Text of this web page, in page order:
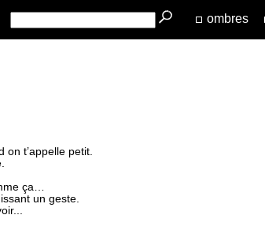
ombres
on t’appelle petit.
ça…
un geste.